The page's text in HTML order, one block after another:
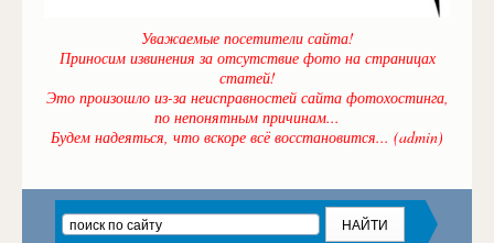
Уважаемые посетители сайта!
Приносим извинения за отсутствие фото на страницах
статей!
Это произошло из-за неисправностей сайта фотохостинга,
по непонятным причинам...
Будем надеяться, что вскоре всё восстановится... (admin)